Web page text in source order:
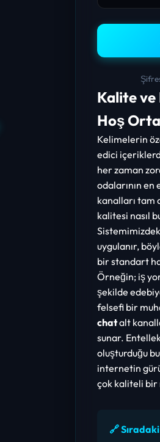
Kalite
Hoş
Kelimelerin
edici
her zaman
odalarının
kanalları tam
kalitesi nasıl
uygulanır,
bir standart
Örneğin; iş
şekilde
felsefi bir
chatalt
sunar.
oluşturduğu
internetin
çok kaliteli bir
🔗